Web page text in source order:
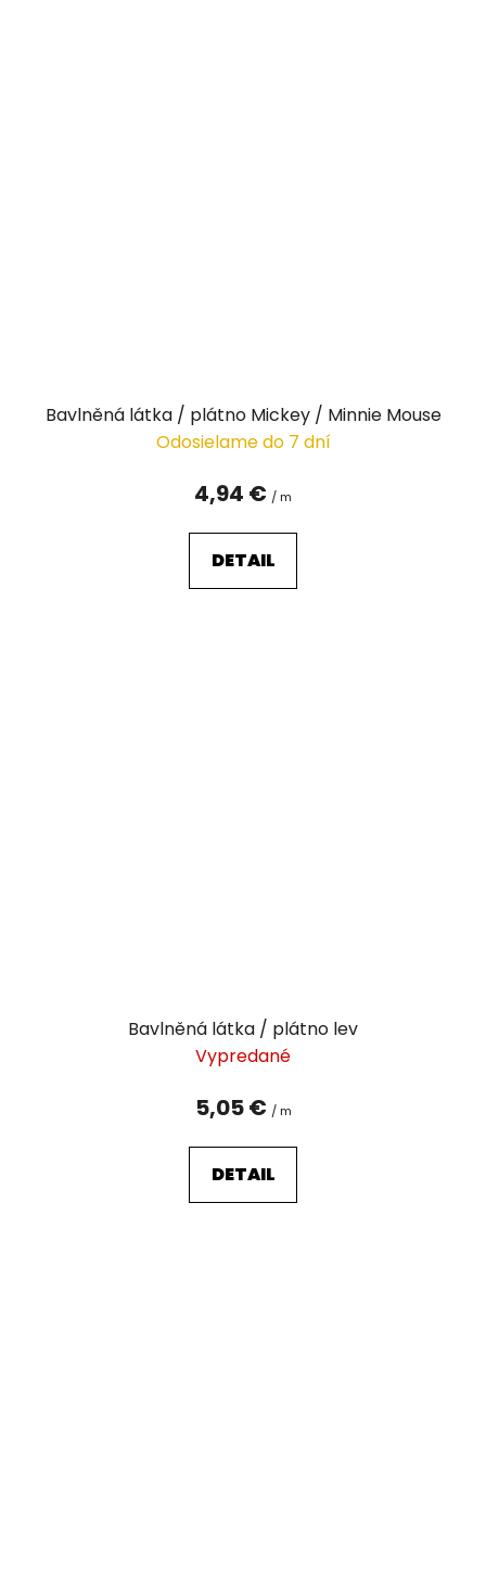
Bavlněná látka / plátno Mickey / Minnie Mouse
Odosielame do 7 dní
4,94 € / m
DETAIL
Bavlněná látka / plátno lev
Vypredané
5,05 € / m
DETAIL